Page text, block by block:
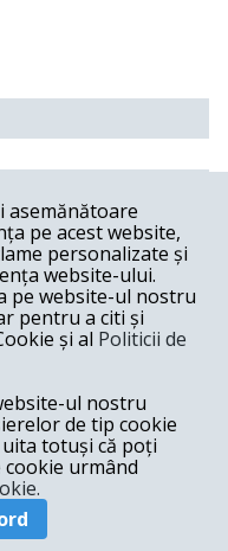
nu este obiectivă in
lipsită de
asemănătoare
pe acest website,
personalizate și
website-ului.
pe website-ul nostru
pentru a citi și
și al Politicii de
ul nostru
de tip cookie
totuși că poți
urmând